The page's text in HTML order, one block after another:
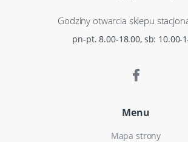
Godziny otwarcia sklepu
pn-pt. 8.00-18.00, sb: 10.00-
Menu
Mapa strony